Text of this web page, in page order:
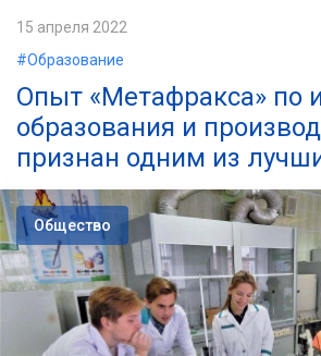
15 апреля 2022
#Образование
Опыт «Метафракса» по
образования и
признан одним из
Общество